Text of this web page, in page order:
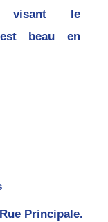
visant le
beau en
Principale.